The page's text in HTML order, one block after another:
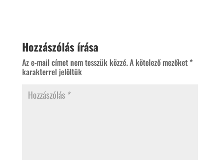
Hozzászólás írása
Az e-mail címet nem tesszük közzé.A kötelező mezőket *
karakterrel jelöltük